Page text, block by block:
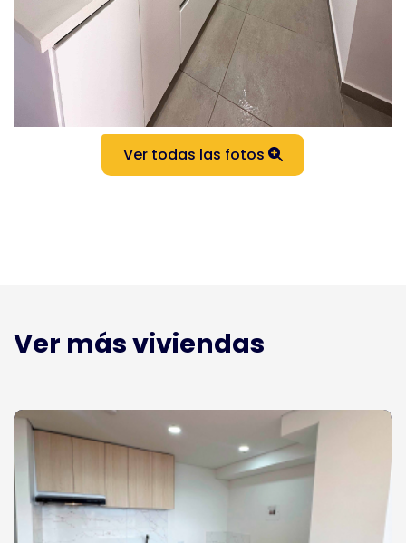
Ver todas las fotos
Ver más viviendas